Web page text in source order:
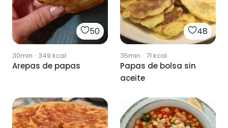
50
30min · 349 kcal
Arepas de papas
48
35min · 71 kcal
Papas de bolsa sin
aceite